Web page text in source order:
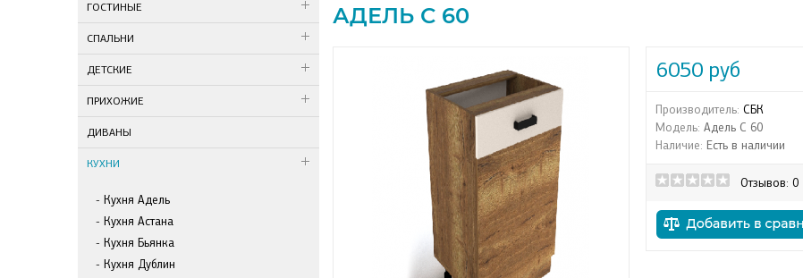
ГОСТИНЫЕ
СПАЛЬНИ
ДЕТСКИЕ
ПРИХОЖИЕ
ДИВАНЫ
КУХНИ
Кухня Адель
Кухня Астана
Кухня Бьянка
Кухня Дублин
АДЕЛЬ С 60
6050 руб
Производитель: СБК
Модель: Адель С 60
Наличие: Есть в наличии
Отзывов: 0